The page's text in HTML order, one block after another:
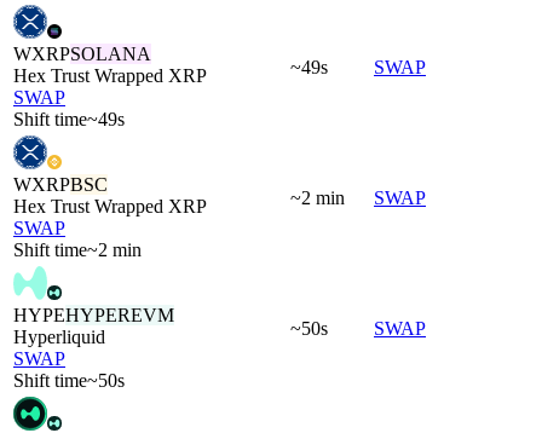
WXRPSOLANA
Hex Trust Wrapped XRP
SWAP
Shift time~49s
~49s SWAP
WXRPBSC
Hex Trust Wrapped XRP
SWAP
Shift time~2 min
~2 min SWAP
HYPEHYPEREVM
Hyperliquid
SWAP
Shift time~50s
~50s SWAP